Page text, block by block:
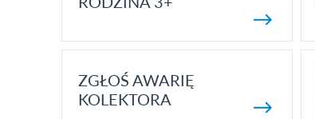
ZGŁOŚ AWARIĘ
KOLEKTORA